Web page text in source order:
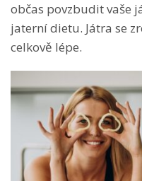
občas povzbudit vaše
jaterní dietu. Játra se
celkově lépe.